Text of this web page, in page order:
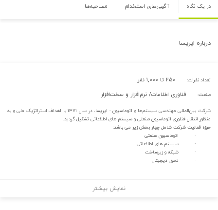
در یک نگاه آگهی‌های استخدام مصاحبه‌ها
درباره ایریسا
تعداد نفرات: ۲۵۰ تا ۱,۰۰۰ نفر
صنعت: فناوری اطلاعات/ نرم‌افزار و سخت‌افزار
شرکت بین‌المللی مهندسی سیستم‌ها و اتوماسیون - ایریسا، در سال ۱۳۷۱ با اهداف استراتژیک ملی و به
منظور انتقال فناوری اتوماسیون صنعتی و سیستم های اطلاعاتی تشکیل گردید.
حوزه فعالیت شرکت شامل چهار بخش زیر می باشد:
· اتوماسیون صنعتی
· سیستم های اطلاعاتی
· شبکه و زیرساخت
· تحول دیجیتال
نمایش بیشتر